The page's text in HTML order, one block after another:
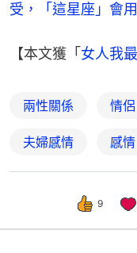
受，「這星座」會
【本文獲「女人我
兩性關係 情侶
夫婦感情 感
9